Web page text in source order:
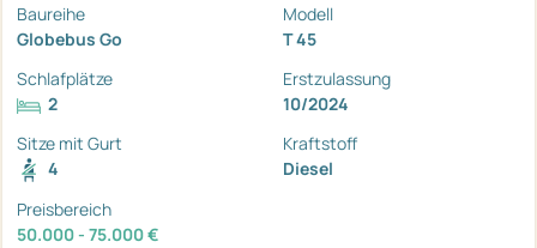
Baureihe
Globebus Go
Modell
T 45
Schlafplätze
2
Erstzulassung
10/2024
Sitze mit Gurt
4
Kraftstoff
Diesel
Preisbereich
50.000 - 75.000 €